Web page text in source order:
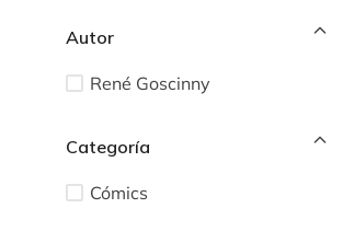
Autor
René Goscinny
Categoría
Cómics